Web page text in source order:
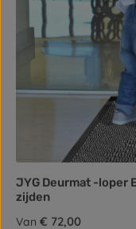
JYG Deurmat -loper
zijden
Normale prijs:
Van € 72,00